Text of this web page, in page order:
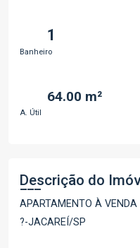
1
Banheiro
64.00 m²
A. Útil
Descrição do
APARTAMENTO À VENDA
?-JACAREÍ/SP